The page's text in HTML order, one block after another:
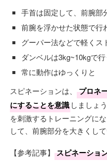
手首は固定して、前腕部
前腕を浮かせた状態で行
グーパー法などで軽くス
ダンベルは3kg~10kgで行
常に動作はゆっくりと
スピネーションは、
プロネ
にすることを意識 しましょ
を刺激するトレーニングに
して、前腕部分を大きくして
【参考記事】 スピネーショ